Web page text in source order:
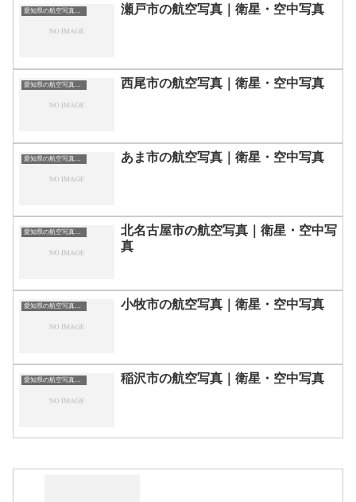
瀬戸市の航空写真｜衛星・空中写真
西尾市の航空写真｜衛星・空中写真
あま市の航空写真｜衛星・空中写真
愛知県の航空写真・空中写真
北名古屋市の航空写真｜衛星・空中写
真
愛知県の航空写真・空中写真 小牧市の航空写真｜衛星・空中写真
愛知県の航空写真・空中写真 稲沢市の航空写真｜衛星・空中写真